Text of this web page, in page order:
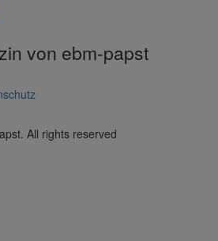
von ebm-papst
All rights reserved